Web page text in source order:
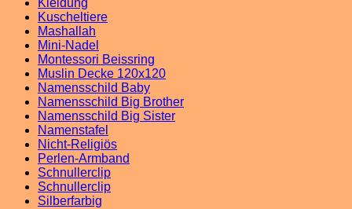
Kleidung
Kuscheltiere
Mashallah
Mini-Nadel
Montessori Beissring
Muslin Decke 120x120
Namensschild Baby
Namensschild Big Brother
Namensschild Big Sister
Namenstafel
Nicht-Religiös
Perlen-Armband
Schnullerclip
Schnullerclip
Silberfarbig